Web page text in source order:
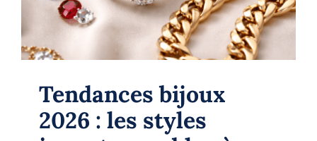
Tendances bijoux
2026 : les styles